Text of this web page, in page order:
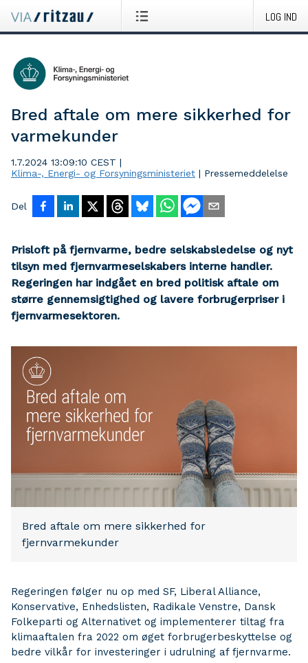
LOG IND
Bred aftale om mere sikkerhed for
varmekunder
1.7.2024 13:09:10 CEST |
Klima-, Energi- og Forsyningsministeriet | Pressemeddelelse
Del
Prisloft på fjernvarme, bedre selskabsledelse og nyt
tilsyn med fjernvarmeselskabers interne handler.
Regeringen har indgået en bred politisk aftale om
større gennemsigtighed og lavere forbrugerpriser i
fjernvarmesektoren.
Bred aftale om mere sikkerhed for
fjernvarmekunder
Regeringen følger nu op med SF, Liberal Alliance,
Konservative, Enhedslisten, Radikale Venstre, Dansk
Folkeparti og Alternativet og implementerer tiltag fra
klimaaftalen fra 2022 om øget forbrugerbeskyttelse og
bedre vilkår for investeringer i udrulning af fjernvarme.